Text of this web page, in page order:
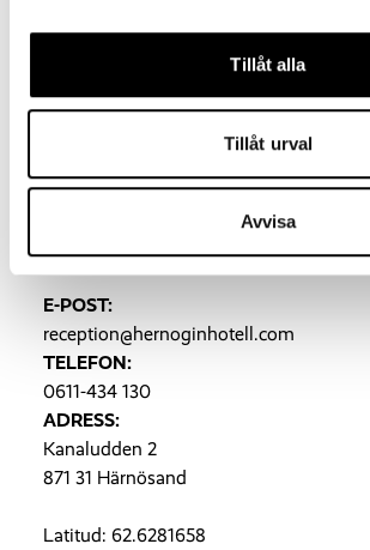
Tillåt alla
Tillåt urval
Avvisa
Hernö Gin Hotell
E-POST:
reception@hernoginhotell.com
TELEFON:
0611-434 130
ADRESS:
Kanaludden 2
871 31 Härnösand
Latitud: 62.6281658